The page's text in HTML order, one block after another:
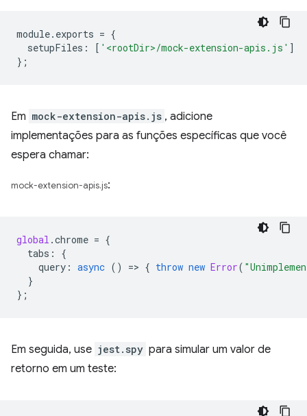
module. exports = {
setupFiles : [ '<rootDir>/mock-extension-apis.js' ]
};
Em mock-extension-apis.js , adicione
implementações para as funções específicas que você
espera chamar:
mock-extension-apis.js:
global .chrome = {
tabs :
{
query : async () => { throw new Error(
}
};
Em seguida, use jest.spy para simular um valor de
retorno em um teste: